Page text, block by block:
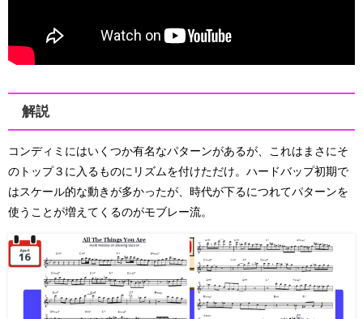
解説
コンディミにはいくつか有名なパターンがあるが、これはまさにそ
のトップ３に入るものにリズムを付けただけ。ハードバップ初期で
はスケール的な動きが多かったが、時代が下るにつれてパターンを
使うことが増えてくるのがモブレー流。